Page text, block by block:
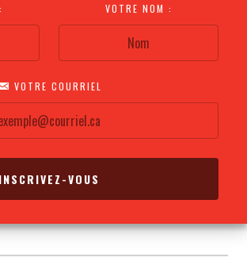
VOTRE NOM :
VOTRE COURRIEL